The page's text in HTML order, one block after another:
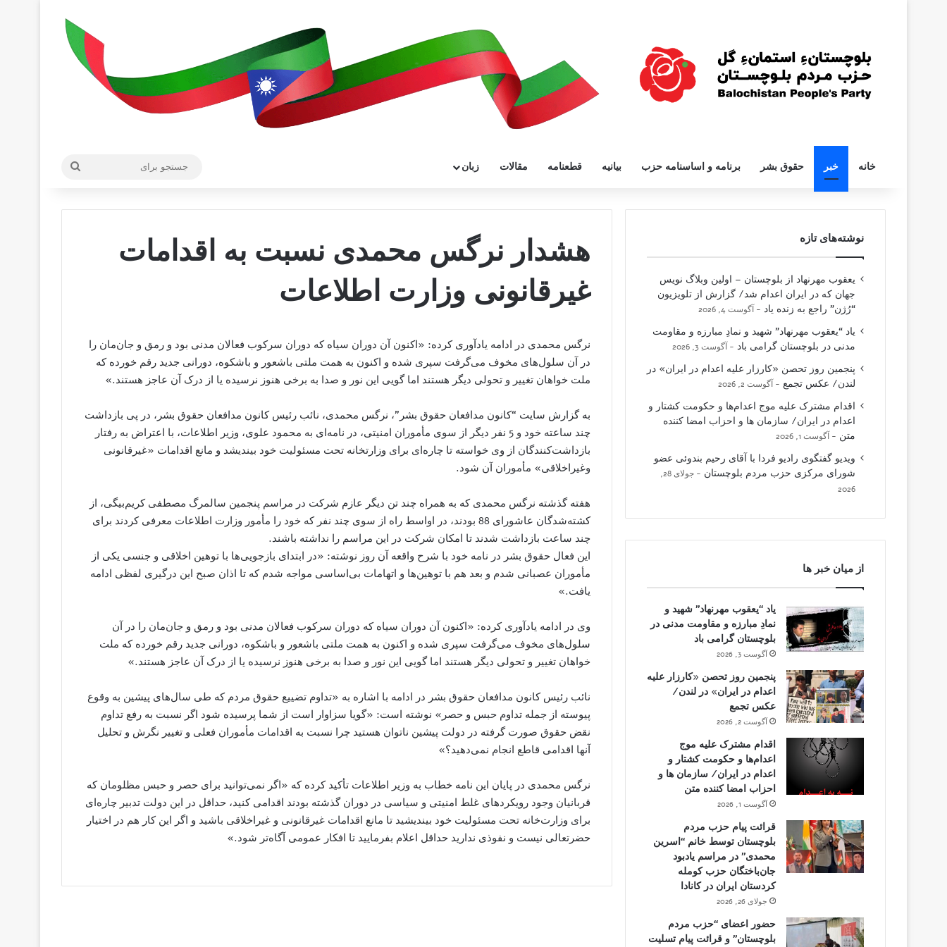
خانه خبر حقوق بشر برنامه و اساسنامه حزب بیانیه قطعنامه مقالات زبان
هشدار نرگس محمدی نسبت به اقدامات
غیرقانونی وزارت اطلاعات
نرگس محمدی در ادامه یادآوری کرده: «اکنون آن دوران سیاه که دوران سرکوب فعالان مدنی بود و رمق و جان‌مان را
در آن سلول‌های مخوف می‌گرفت سپری شده و اکنون به همت ملتی باشعور و باشکوه، دورانی جدید رقم خورده که
ملت خواهان تغییر و تحولی دیگر هستند اما گویی این نور و صدا به برخی هنوز نرسیده یا از درک آن عاجز هستند.»
به گزارش سایت “کانون مدافعان حقوق بشر”، نرگس محمدی، نائب رئیس کانون مدافعان حقوق بشر، در پی بازداشت
چند ساعته خود و 5 نفر دیگر از سوی مأموران امنیتی، در نامه‌ای به محمود علوی، وزیر اطلاعات، با اعتراض به رفتار
بازداشت‌کنندگان از وی خواسته تا چاره‌ای برای وزارتخانه تحت مسئولیت خود بیندیشد و مانع اقدامات «غیرقانونی
وغیراخلاقی» مأموران آن شود.
هفته گذشته نرگس محمدی که به همراه چند تن دیگر عازم شرکت در مراسم پنجمین سالمرگ مصطفی کریم‌بیگی، از
کشته‌شدگان عاشورای 88 بودند، در اواسط راه از سوی چند نفر که خود را مأمور وزارت اطلاعات معرفی کردند برای
چند ساعت بازداشت شدند تا امکان شرکت در این مراسم را نداشته باشند.
این فعال حقوق بشر در نامه خود با شرح واقعه آن روز نوشته: «در ابتدای بازجویی‌ها با توهین اخلاقی و جنسی یکی از
مأموران عصبانی شدم و بعد هم با توهین‌ها و اتهامات بی‌اساسی مواجه شدم که تا اذان صبح این درگیری لفظی ادامه
یافت.»
وی در ادامه یادآوری کرده: «اکنون آن دوران سیاه که دوران سرکوب فعالان مدنی بود و رمق و جان‌مان را در آن
سلول‌های مخوف می‌گرفت سپری شده و اکنون به همت ملتی باشعور و باشکوه، دورانی جدید رقم خورده که ملت
خواهان تغییر و تحولی دیگر هستند اما گویی این نور و صدا به برخی هنوز نرسیده یا از درک آن عاجز هستند.»
نائب رئیس کانون مدافعان حقوق بشر در ادامه با اشاره به «تداوم تضییع حقوق مردم که طی سال‌های پیشین به وقوع
پیوسته از جمله تداوم حبس و حصر» نوشته است: «گویا سزاوار است از شما پرسیده شود اگر نسبت به رفع تداوم
نقض حقوق صورت گرفته در دولت پیشین ناتوان هستید چرا نسبت به اقدامات مأموران فعلی و تغییر نگرش و تحلیل
آنها اقدامی قاطع انجام نمی‌دهید؟»
نرگس محمدی در پایان این نامه خطاب به وزیر اطلاعات تأکید کرده که «اگر نمی‌توانید برای حصر و حبس مظلومان که
قربانیان وجود رویکردهای غلط امنیتی و سیاسی در دوران گذشته بودند اقدامی کنید، حداقل در این دولت تدبیر چاره‌ای
برای وزارت‌خانه تحت مسئولیت خود بیندیشید تا مانع اقدامات غیرقانونی و غیراخلاقی باشید و اگر این کار هم در اختیار
حضرتعالی نیست و نفوذی ندارید حداقل اعلام بفرمایید تا افکار عمومی آگاه‌تر شود.»
نوشته‌های تازه
یعقوب مهرنهاد از بلوچستان – اولین وبلاگ نویس
جهان که در ایران اعدام شد/ گزارش از تلویزیون
“رُژن” راجع به زنده یاد
آگوست 4, 2026
یاد “یعقوب مهرنهاد” شهید و نمادِ مبارزه و مقاومت
مدنی در بلوچستان گرامی باد
آگوست 3, 2026
پنجمین روز تحصن «کارزار علیه اعدام در ایران» در
لندن/ عکس تجمع
آگوست 2, 2026
اقدام مشترک علیه موج اعدام‌ها و حکومت کشتار و
اعدام در ایران/ سازمان ها و احزاب امضا کننده
متن
آگوست 1, 2026
ویدیو گفتگوی رادیو فردا با آقای رحیم بندوئی عضو
شورای مرکزی حزب مردم بلوچستان
جولای 28,
2026
از میان خبر ها
یاد “یعقوب مهرنهاد” شهید و
نمادِ مبارزه و مقاومت مدنی در
بلوچستان گرامی باد
آگوست 3, 2026
پنجمین روز تحصن «کارزار علیه
اعدام در ایران» در لندن/
عکس تجمع
آگوست 2, 2026
اقدام مشترک علیه موج
اعدام‌ها و حکومت کشتار و
اعدام در ایران/ سازمان ها و
احزاب امضا کننده متن
آگوست 1, 2026
قرائت پیام حزب مردم
بلوچستان توسط خانم “اسرین
محمدی” در مراسم یادبود
جان‌باختگان حزب کومله
کردستان ایران در کانادا
جولای 26, 2026
حضور اعضای “حزب مردم
بلوچستان” و قرائت پیام تسلیت